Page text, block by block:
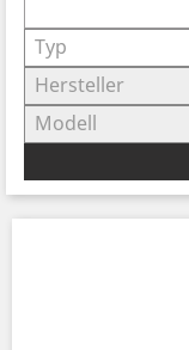
Typ
Hersteller
Modell